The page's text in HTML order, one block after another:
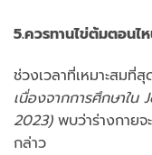
5.ควรทานไข่ต้มตอนไ
ช่วงเวลาที่เหมาะสมที่
เนื่องจากการศึกษาใ
2023)พบว่าร่างกายจ
กล่าว